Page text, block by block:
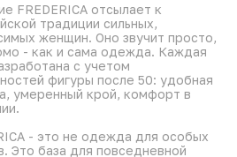
FREDERICA отсылает к
традиции сильных,
женщин. Оно звучит просто,
- как и сама одежда. Каждая
с учетом
фигуры после 50: удобная
умеренный крой, комфорт в
- это не одежда для особых
Это база для повседневной